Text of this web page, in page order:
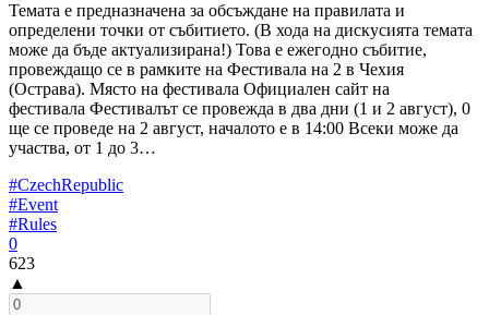
Темата е предназначена за обсъждане на правилата и
определени точки от събитието. (В хода на дискусията темата
може да бъде актуализирана!) Това е ежегодно събитие,
провеждащо се в рамките на Фестивала на 2 в Чехия
(Острава). Място на фестивала Официален сайт на
фестивала Фестивалът се провежда в два дни (1 и 2 август), 0
ще се проведе на 2 август, началото е в 14:00 Всеки може да
участва, от 1 до 3…
#CzechRepublic
#Event
#Rules
0
623
▲